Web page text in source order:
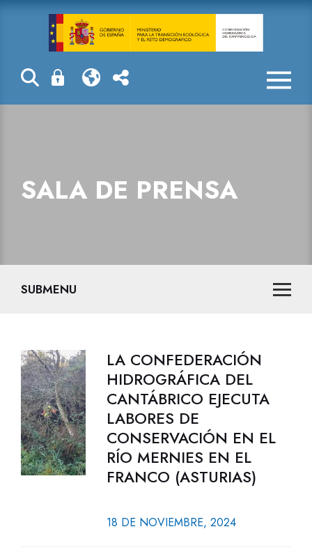
Sala de prensa
SALA DE PRENSA
SUBMENU
LA CONFEDERACIÓN
HIDROGRÁFICA DEL
CANTÁBRICO EJECUTA
LABORES DE
CONSERVACIÓN EN EL
RÍO MERNIES EN EL
FRANCO (ASTURIAS)
18 DE NOVIEMBRE, 2024